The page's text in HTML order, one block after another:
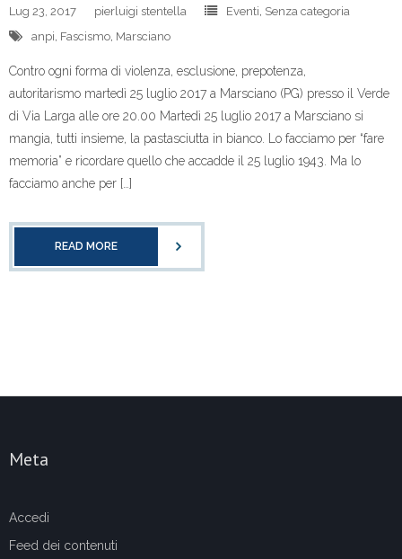
Lug 23, 2017 pierluigi stentella Eventi, Senza categoria
anpi, Fascismo, Marsciano
Contro ogni forma di violenza, esclusione, prepotenza,
autoritarismo martedì 25 luglio 2017 a Marsciano (PG) presso il Verde
di Via Larga alle ore 20.00 Martedì 25 luglio 2017 a Marsciano si
mangia, tutti insieme, la pastasciutta in bianco. Lo facciamo per “fare
memoria” e ricordare quello che accadde il 25 luglio 1943. Ma lo
facciamo anche per […]
READ MORE
Meta
Accedi
Feed dei contenuti